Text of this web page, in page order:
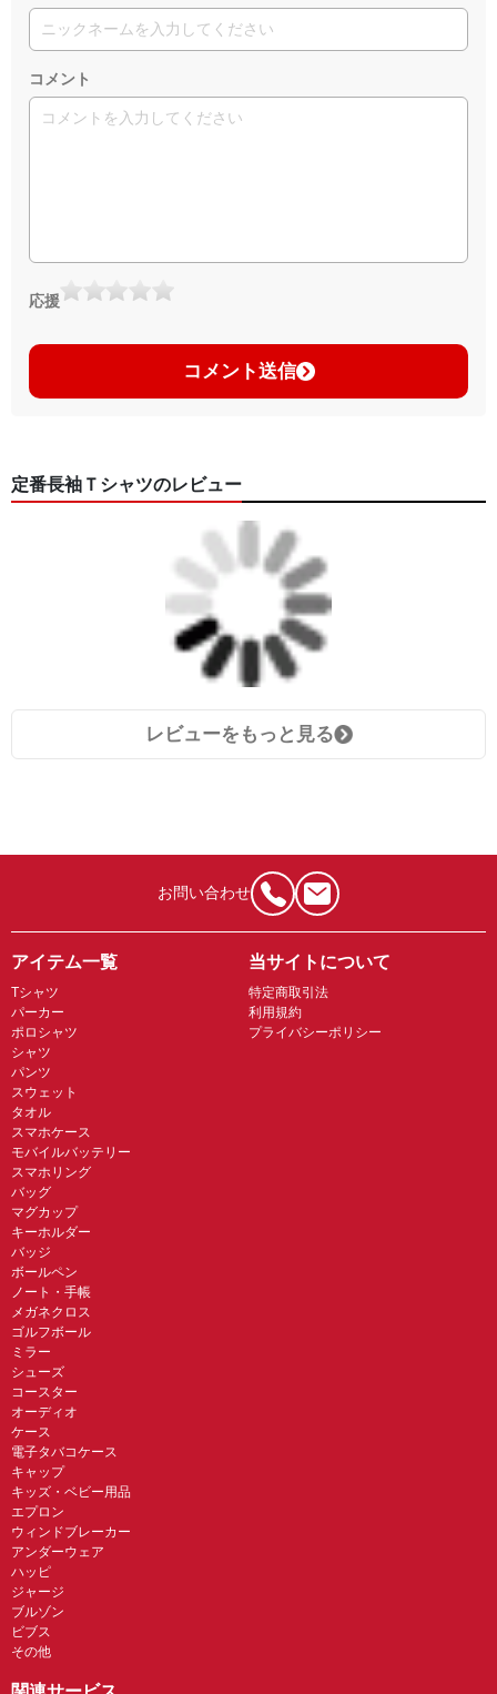
コメント
応援
コメント送信
定番長袖Ｔシャツのレビュー
レビューをもっと見る
お問い合わせ
アイテム一覧
Tシャツ
パーカー
ポロシャツ
シャツ
パンツ
スウェット
タオル
スマホケース
モバイルバッテリー
スマホリング
バッグ
マグカップ
キーホルダー
バッジ
ボールペン
ノート・手帳
メガネクロス
ゴルフボール
ミラー
シューズ
コースター
オーディオ
ケース
電子タバコケース
キャップ
キッズ・ベビー用品
エプロン
ウィンドブレーカー
アンダーウェア
ハッピ
ジャージ
ブルゾン
ビブス
その他
当サイトについて
特定商取引法
利用規約
プライバシーポリシー